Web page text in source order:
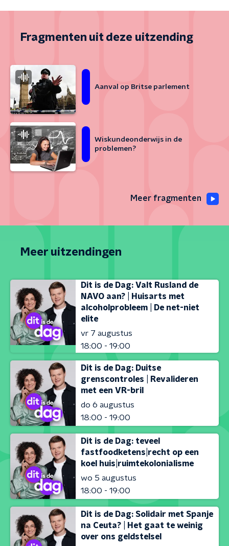
Fragmenten uit deze uitzending
Aanval op Britse parlement
Wiskundeonderwijs in de
problemen?
Meer fragmenten
Meer uitzendingen
Dit is de Dag: Valt Rusland de
NAVO aan? | Huisarts met
alcoholprobleem | De net-niet
elite
vr 7 augustus
18:00 - 19:00
Dit is de Dag: Duitse
grenscontroles | Revalideren
met een VR-bril
do 6 augustus
18:00 - 19:00
Dit is de Dag: teveel
fastfoodketens|recht op een
koel huis|ruimtekolonialisme
wo 5 augustus
18:00 - 19:00
Dit is de Dag: Solidair met Spanje
na Ceuta? | Het gaat te weinig
over ons geldstelsel